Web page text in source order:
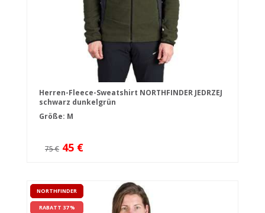
Herren-Fleece-Sweatshirt NORTHFINDER JEDRZEJ
schwarz dunkelgrün
Größe: M
75 € 45 €
NORTHFINDER
RABATT 37 %